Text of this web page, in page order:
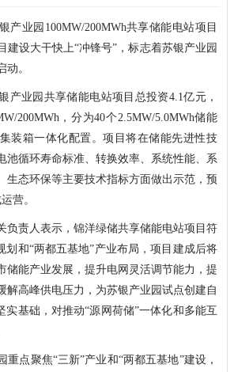
产业园100MW/200MWh共享储能电站项目
建设大干快上“冲锋号”，标志着苏银产业园
动。
产业园共享储能电站项目总投资4.1亿元，
200MWh，分为40个2.5MW/5.0MWh储能
装箱一体化配置。项目将在储能先进性技
池循环寿命标准、转换效率、系统性能、系
生态环保等主要技术指标方面做出示范，预
营。
负责人表示，锦洋绿储共享储能电站项目符
划和“两都五基地”产业布局，项目建成后将
储能产业发展，提升电网灵活调节能力，提
解高峰供电压力，为苏银产业园试点创建自
实基础，对推动“源网荷储”一体化和多能互
重点聚焦“三新”产业和“两都五基地”建设，